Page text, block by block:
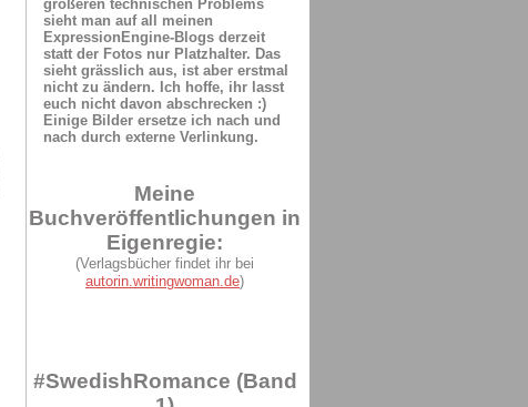
größeren technischen Problems
sieht man auf all meinen
ExpressionEngine-Blogs derzeit
statt der Fotos nur Platzhalter. Das
sieht grässlich aus, ist aber erstmal
nicht zu ändern. Ich hoffe, ihr lasst
euch nicht davon abschrecken :)
Einige Bilder ersetze ich nach und
nach durch externe Verlinkung.
Meine
Buchveröffentlichungen in
Eigenregie:
(Verlagsbücher findet ihr bei
autorin.writingwoman.de)
#SwedishRomance (Band